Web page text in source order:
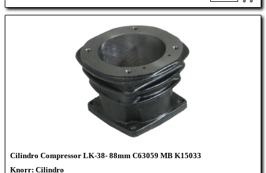
Cilindro Compressor LK-38- 88mm C63059 MB K15033
Knorr: Cilindro